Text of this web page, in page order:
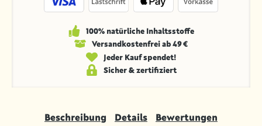
100% natürliche Inhaltsstoffe
Versandkosten­frei ab 49 €
Jeder Kauf spendet!
Sicher & zertifiziert
Beschreibung Details Bewertungen